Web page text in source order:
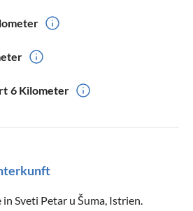
6 Kilometer
Sveti Petar u Šuma, Istrien.